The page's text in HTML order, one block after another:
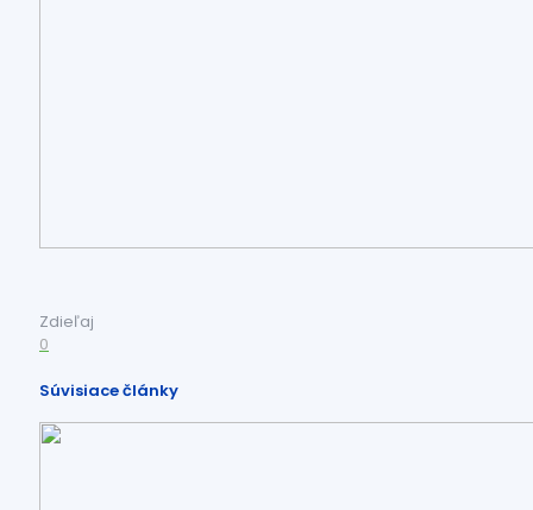
Zdieľaj
0
Súvisiace články